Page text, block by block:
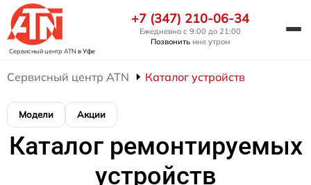
Сервисный центр ATN в Уфе
+7 (347) 210-06-34
Ежедневно с 9:00 до 21:00
Позвонить мне утром
Сервисный центр ATN Каталог устройств
Модели Акции
Каталог ремонтируемых
устройств